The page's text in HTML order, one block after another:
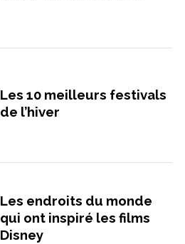
Les 10 meilleurs festivals
de l’hiver
Les endroits du monde
qui ont inspiré les films
Disney